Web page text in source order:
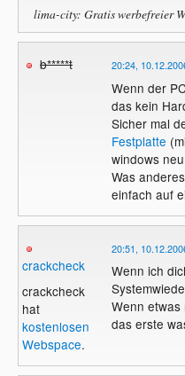
lima-city: Gratis werbefreier
b*****t 20:24,
Wenn der
das kein
Sicher mal
Festplatte
windows
Was
einfach auf
crackcheck
crackcheck
hat
kostenlosen
Webspace.
20:51,
Wenn ich
Wenn etwas
das erste